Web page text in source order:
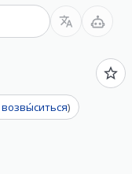
возвы́ситься)